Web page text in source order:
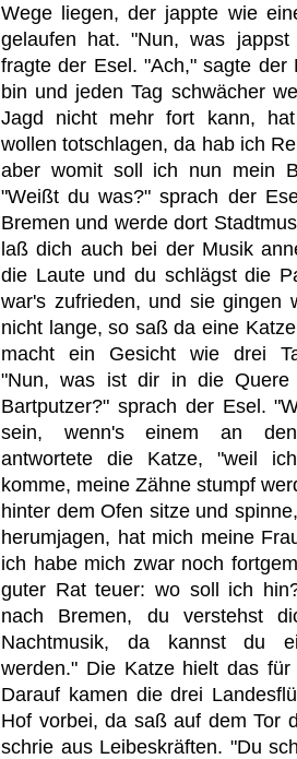
Wege liegen, der jappte wie
gelaufen hat. "Nun, was
fragte der Esel. "Ach," sagte der
bin und jeden Tag schwächer
Jagd nicht mehr fort kann,
wollen totschlagen, da hab ich
aber womit soll ich nun mein
"Weißt du was?" sprach der
Bremen und werde dort
laß dich auch bei der Musik
die Laute und du schlägst die
war's zufrieden, und sie gingen
nicht lange, so saß da eine
macht ein Gesicht wie drei
"Nun, was ist dir in die Quere
Bartputzer?" sprach der Esel.
sein, wenn's einem an
antwortete die Katze, "weil
komme, meine Zähne stumpf
hinter dem Ofen sitze und
herumjagen, hat mich meine
ich habe mich zwar noch
guter Rat teuer: wo soll ich
nach Bremen, du verstehst
Nachtmusik, da kannst du
werden." Die Katze hielt das
Darauf kamen die drei
Hof vorbei, da saß auf dem Tor
schrie aus Leibeskräften. "Du